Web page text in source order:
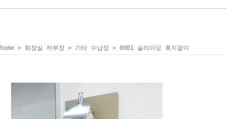
home > 화장실 하부장 > 기타 수납장 > 0001 슬라이딩 휴지걸이